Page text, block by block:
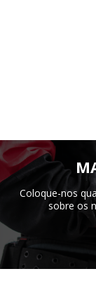
Coloque-nos
sobre os